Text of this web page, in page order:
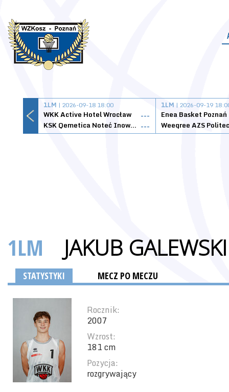
1LM | 2026-09-18 18:00
WKK Active Hotel Wrocław
---
KSK Qemetica Noteć Inowrocław ---
1LM | 2026-09-19
Enea Basket Poznań
1LM JAKUB GALEWSKI
STATYSTYKI MECZ PO MECZU
Rocznik:
2007
Wzrost:
181 cm
Pozycja:
rozgrywający